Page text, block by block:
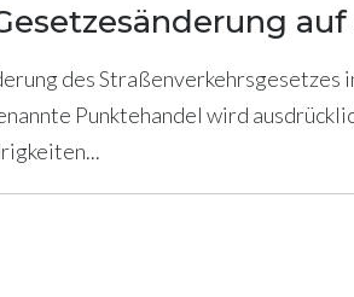
des
Punktehandel wird